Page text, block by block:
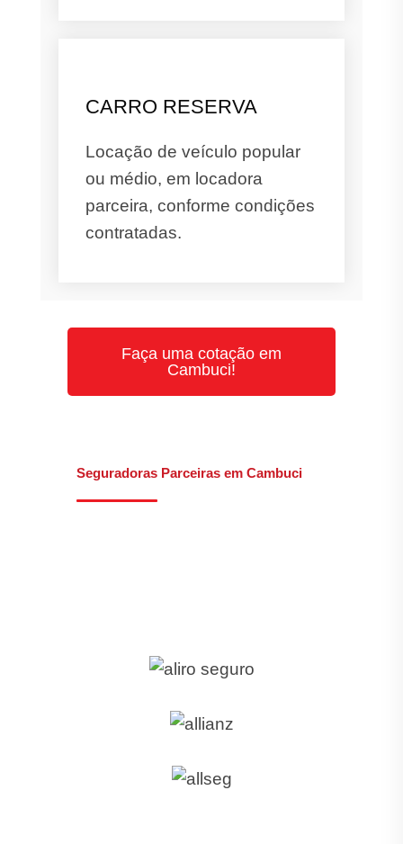
CARRO RESERVA
Locação de veículo popular
ou médio, em locadora
parceira, conforme condições
contratadas.
Faça uma cotação em
Cambuci!
Seguradoras Parceiras em Cambuci